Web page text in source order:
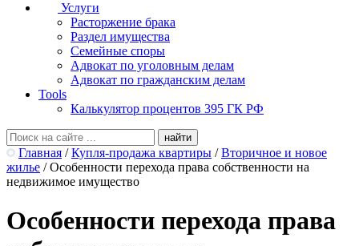
Услуги
Расторжение брака
Раздел имущества
Семейные споры
Адвокат по уголовным делам
Адвокат по гражданским делам
Tools
Калькулятор процентов 395 ГК РФ
Главная / Купля-продажа квартиры / Вторичное и новое
жилье / Особенности перехода права собственности на
недвижимое имущество
Особенности перехода права